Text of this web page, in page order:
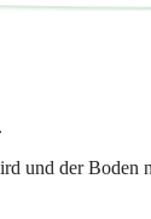
und der Boden